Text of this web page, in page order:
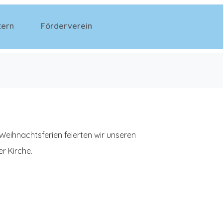
Förderverein
feierten wir unseren
Kirche.